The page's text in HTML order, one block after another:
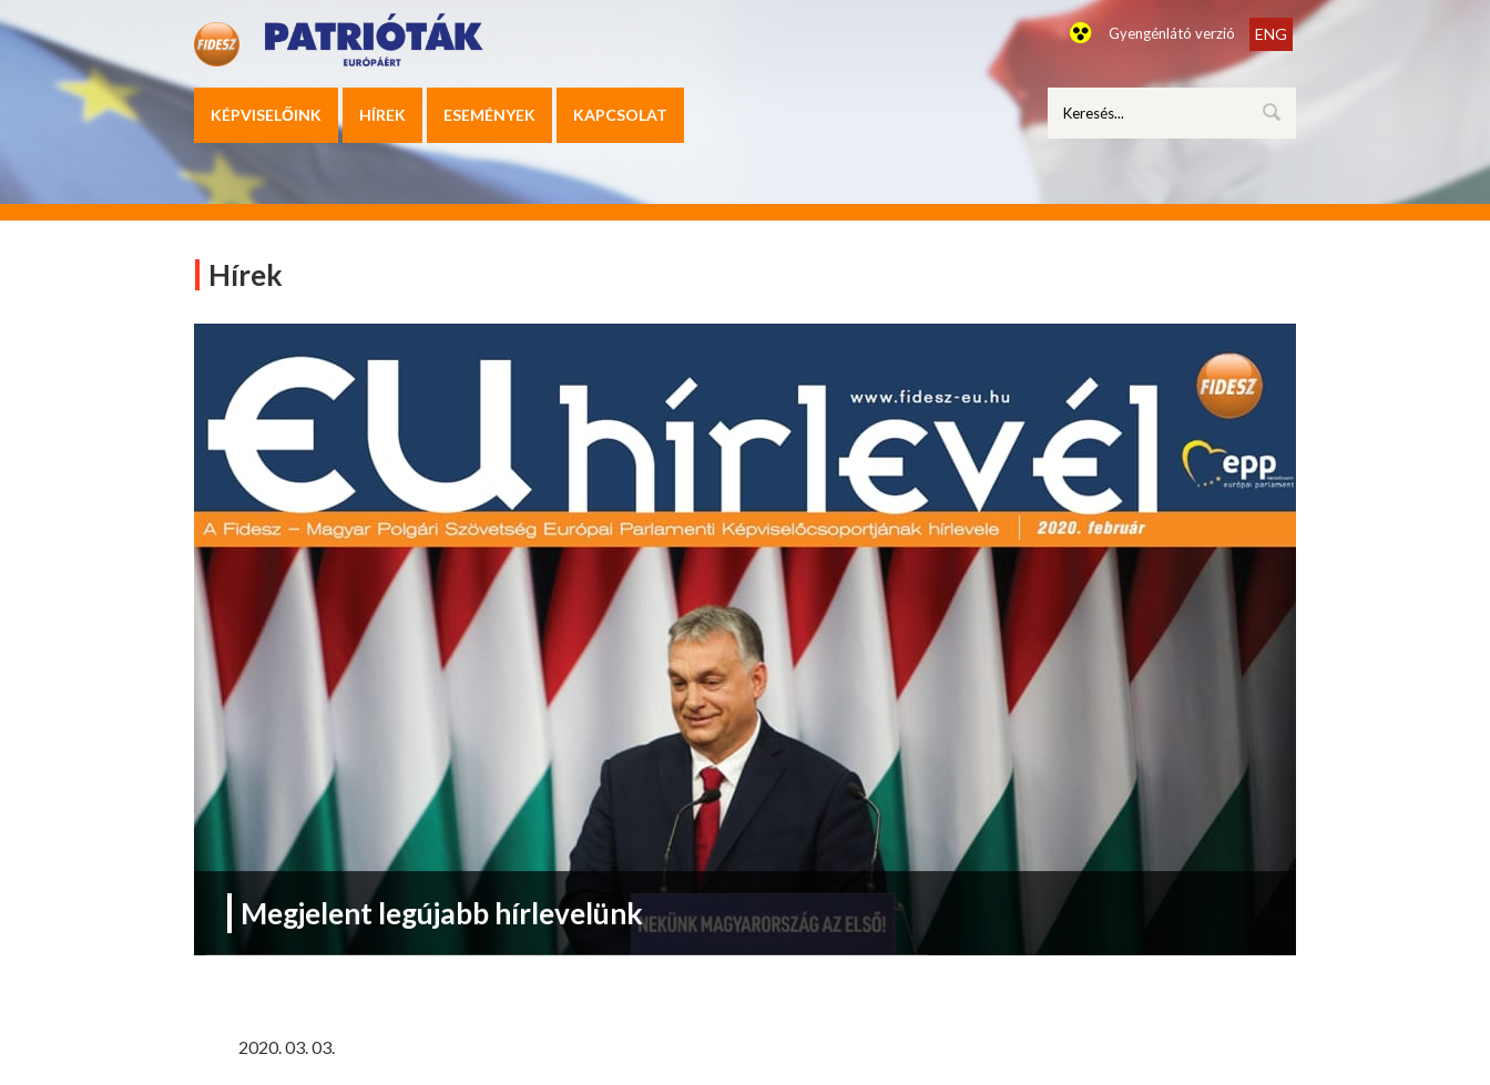
Gyengénlátó verzió ENG
KÉPVISELŐINK HÍREK ESEMÉNYEK KAPCSOLAT
Hírek
Megjelent legújabb hírlevelünk
2020. 03. 03.